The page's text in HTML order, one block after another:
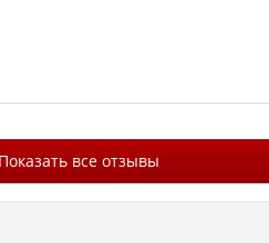
Показать все отзывы